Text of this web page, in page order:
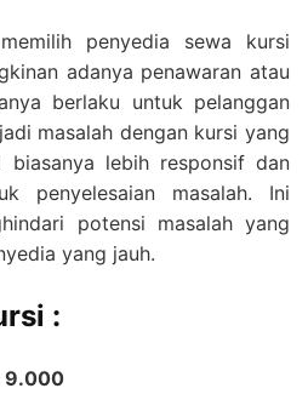
penyedia sewa kursi
adanya penawaran atau
berlaku untuk pelanggan
masalah dengan kursi yang
biasanya lebih responsif dan
penyelesaian masalah. Ini
potensi masalah yang
yang jauh.
:
9.000